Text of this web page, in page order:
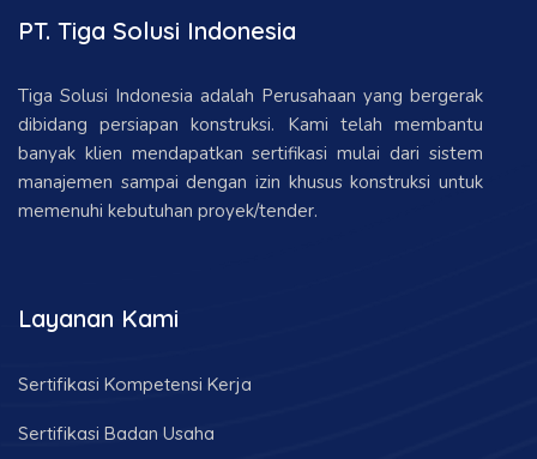
PT. Tiga Solusi Indonesia
Tiga Solusi Indonesia adalah Perusahaan yang bergerak
dibidang persiapan konstruksi. Kami telah membantu
banyak klien mendapatkan sertifikasi mulai dari sistem
manajemen sampai dengan izin khusus konstruksi untuk
memenuhi kebutuhan proyek/tender.
Layanan Kami
Sertifikasi Kompetensi Kerja
Sertifikasi Badan Usaha